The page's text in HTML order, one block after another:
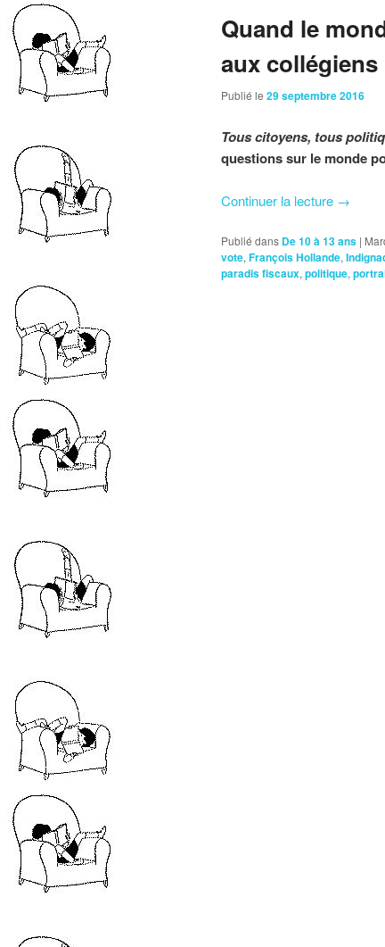
Quand le
aux collégiens
Publié le 29 septembre 2016
Tous citoyens, tous
questions sur le monde
Continuer la lecture →
Publié dans De 10 à 13 ans |
vote, François Hollande,
paradis fiscaux, politique,